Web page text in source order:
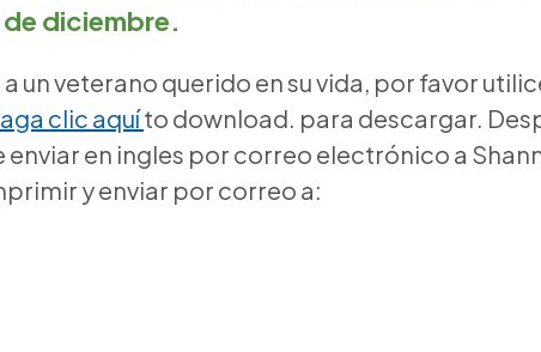
diciembre.
un veterano querido en su vida, por favor
clic aquíto download. para descargar.
en ingles por correo electrónico a
y enviar por correo a: